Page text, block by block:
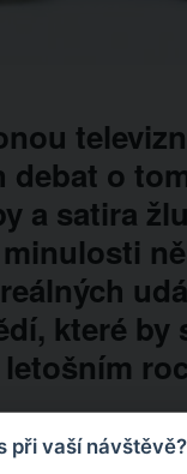
o
a satira
které by
při vaší